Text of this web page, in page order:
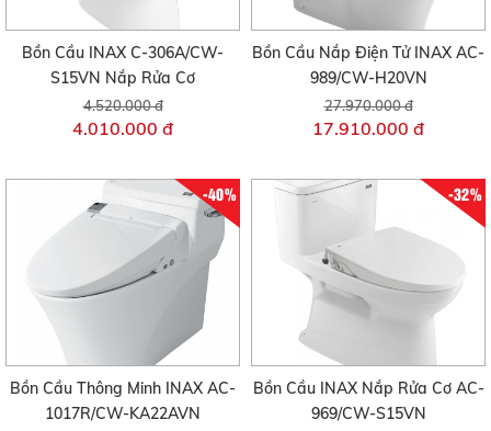
Bồn Cầu INAX C-306A/CW-
S15VN Nắp Rửa Cơ
4.520.000 đ
4.010.000 đ
Bồn Cầu Nắp Điện Tử INAX AC-
989/CW-H20VN
27.970.000 đ
17.910.000 đ
-40%
Bồn Cầu Thông Minh INAX AC-
1017R/CW-KA22AVN
-32%
Bồn Cầu INAX Nắp Rửa Cơ AC-
969/CW-S15VN